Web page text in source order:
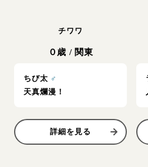
チワワ
０歳 / 関東
ちび太 ♂
天真爛漫！
詳細を見る